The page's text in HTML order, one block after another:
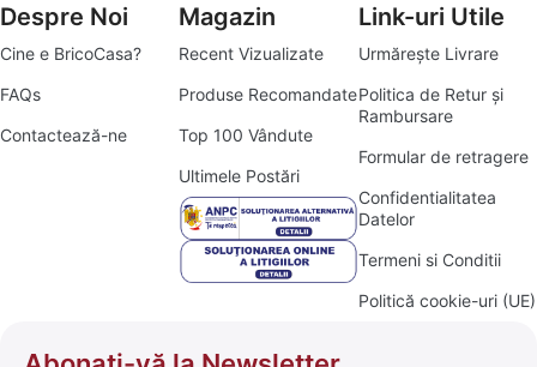
Despre Noi
Cine e BricoCasa?
FAQs
Contactează-ne
Magazin
Recent Vizualizate
Produse Recomandate
Top 100 Vândute
Ultimele Postări
Link-uri Utile
Urmărește Livrare
Politica de Retur și
Rambursare
Formular de retragere
Confidentialitatea
Datelor
Termeni si Conditii
Politică cookie-uri (UE)